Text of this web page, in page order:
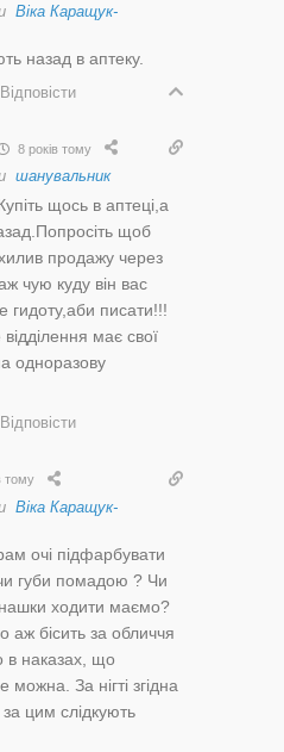
Віка Каращук-
назад в аптеку.
Відповісти
8 років тому
шанувальник
щось в аптеці,а
щоб
продажу через
чую куду він вас
писати!!!
має свої
одноразову
Відповісти
тому
Віка Каращук-
очі підфарбувати
губи помадою ? Чи
ходити маємо?
аж бісить за обличчя
в наказах, що
За нігті згідна
цим слідкують